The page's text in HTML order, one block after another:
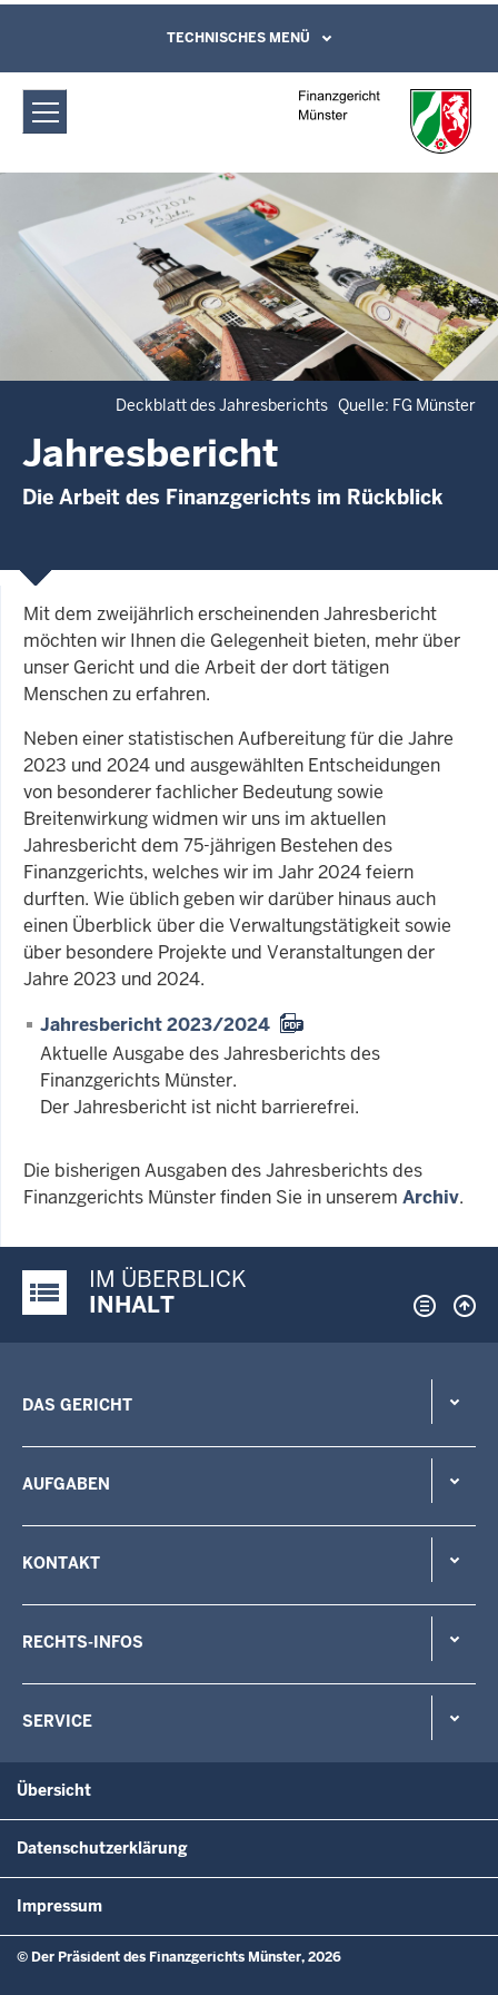
Finanzgericht Münster: Jahresbericht
Direkt zum Inhalt
Leichte Sprache, Gebärdensprachenvideo
und Kontaktformular
TECHNISCHES MENÜ
Deckblatt des Jahresberichts Quelle: FG Münster
Jahresbericht
Die Arbeit des Finanzgerichts im Rückblick
Mit dem zweijährlich erscheinenden Jahresbericht
möchten wir Ihnen die Gelegenheit bieten, mehr über
unser Gericht und die Arbeit der dort tätigen
Menschen zu erfahren.
Neben einer statistischen Aufbereitung für die Jahre
2023 und 2024 und ausgewählten Entscheidungen
von besonderer fachlicher Bedeutung sowie
Breitenwirkung widmen wir uns im aktuellen
Jahresbericht dem 75-jährigen Bestehen des
Finanzgerichts, welches wir im Jahr 2024 feiern
durften. Wie üblich geben wir darüber hinaus auch
einen Überblick über die Verwaltungstätigkeit sowie
über besondere Projekte und Veranstaltungen der
Jahre 2023 und 2024.
Jahresbericht 2023/2024
Aktuelle Ausgabe des Jahresberichts des
Finanzgerichts Münster.
Der Jahresbericht ist nicht barrierefrei.
Die bisherigen Ausgaben des Jahresberichts des
Finanzgerichts Münster finden Sie in unserem Archiv.
Justiz-Portal im Überblick:
IM ÜBERBLICK
INHALT
DAS GERICHT
AUFGABEN
KONTAKT
RECHTS-INFOS
SERVICE
Übersicht
Datenschutzerklärung
Impressum
© Der Präsident des Finanzgerichts Münster, 2026